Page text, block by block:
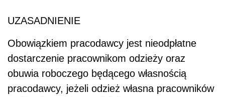
UZASADNIENIE
Obowiązkiem pracodawcy jest nieodpłatne
dostarczenie pracownikom odzieży oraz
obuwia roboczego będącego własnością
pracodawcy, jeżeli odzież własna pracowników